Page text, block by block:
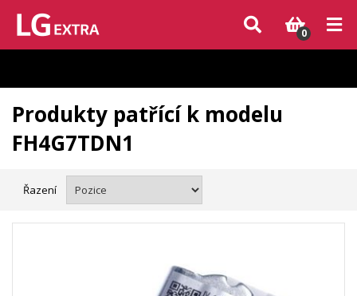
Vzhledem k aktuální situaci se může dodání dílů, které nejsou skladem,
zpozdit. Děkujeme za pochopení.
0
Produkty patřící k modelu
FH4G7TDN1
Řazení